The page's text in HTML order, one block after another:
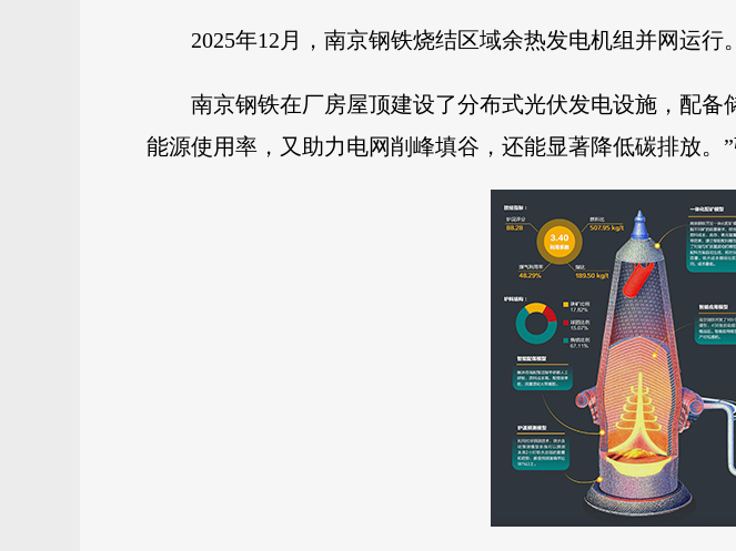
2025年12月，南京钢铁烧结区域余热发电机组并网运
南京钢铁在厂房屋顶建设了分布式光伏发电设施，配
能源使用率，又助力电网削峰填谷，还能显著降低碳排放。”